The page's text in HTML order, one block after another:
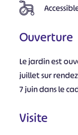
Ouverture
Le jardin est
juillet sur
7 juin dans le
Visite